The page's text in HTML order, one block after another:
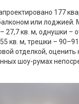
177
или лоджией.
27,7 кв. м, однушки –
кв. м, трешки –
отделкой, оценить
шоу-румах